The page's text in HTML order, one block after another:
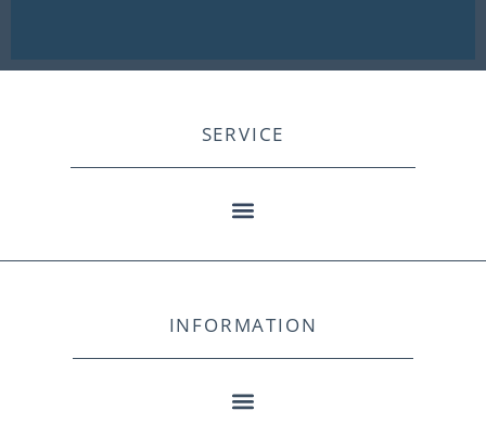
SERVICE
INFORMATION